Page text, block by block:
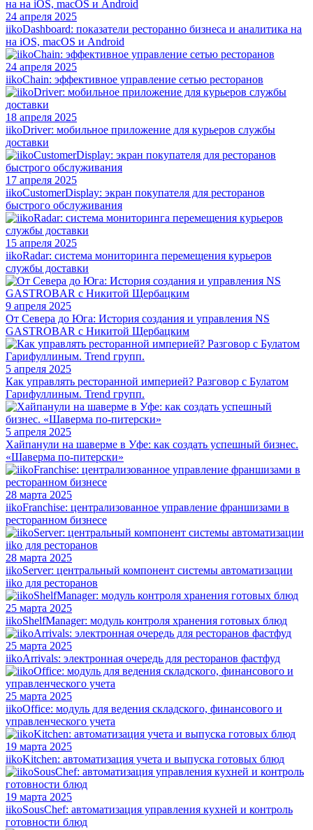
24 апреля 2025
iikoDashboard: показатели ресторанно бизнеса и аналитика на
на iOS, macOS и Android
24 апреля 2025
iikoChain: эффективное управление сетью ресторанов
18 апреля 2025
iikoDriver: мобильное приложение для курьеров службы
доставки
17 апреля 2025
iikoCustomerDisplay: экран покупателя для ресторанов
быстрого обслуживания
15 апреля 2025
iikoRadar: система мониторинга перемещения курьеров
службы доставки
9 апреля 2025
От Севера до Юга: История создания и управления NS
GASTROBAR с Никитой Щербацким
5 апреля 2025
Как управлять ресторанной империей? Разговор с Булатом
Гарифуллиным. Trend групп.
5 апреля 2025
Хайпанули на шаверме в Уфе: как создать успешный бизнес.
«Шаверма по-питерски»
28 марта 2025
iikoFranchise: централизованное управление франшизами в
ресторанном бизнесе
28 марта 2025
iikoServer: центральный компонент системы автоматизации
iiko для ресторанов
25 марта 2025
iikoShelfManager: модуль контроля хранения готовых блюд
25 марта 2025
iikoArrivals: электронная очередь для ресторанов фастфуд
25 марта 2025
iikoOffice: модуль для ведения складского, финансового и
управленческого учета
19 марта 2025
iikoKitchen: автоматизация учета и выпуска готовых блюд
19 марта 2025
iikoSousChef: автоматизация управления кухней и контроль
готовности блюд